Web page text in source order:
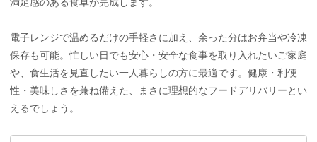
電子レンジで温めるだけの手軽さに加え、余った分はお弁当や冷凍
保存も可能。忙しい日でも安心・安全な食事を取り入れたいご家庭
や、食生活を見直したい一人暮らしの方に最適です。健康・利便
性・美味しさを兼ね備えた、まさに理想的なフードデリバリーとい
えるでしょう。